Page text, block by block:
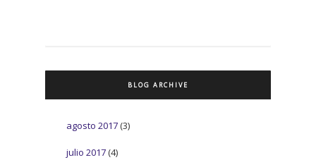
BLOG ARCHIVE
agosto 2017 (3)
julio 2017 (4)